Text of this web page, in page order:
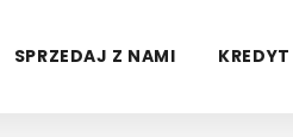
SPRZEDAJ Z NAMI
głównym